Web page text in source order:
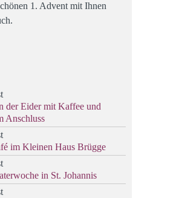
1. Advent mit Ihnen
der Eider mit Kaffee und
Anschluss
im Kleinen Haus Brügge
in St. Johannis